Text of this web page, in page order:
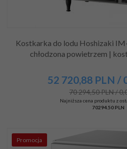
Kostkarka do lodu Hoshizaki
chłodzona powietrzem |
52 720,88PLN /
70 294,50 PLN /
Najniższa cena produktu z
70294.50 PLN
Promocja